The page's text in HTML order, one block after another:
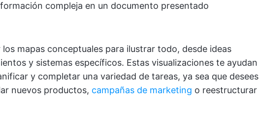
compleja en un documento presentado
mapas conceptuales para ilustrar todo, desde ideas
y sistemas específicos. Estas visualizaciones te ayudan
y completar una variedad de tareas, ya sea que desees
nuevos productos, campañas de marketing o reestructurar